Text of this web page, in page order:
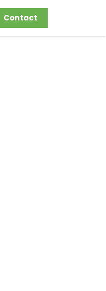
Contact